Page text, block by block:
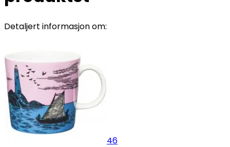
Detaljert informasjon om:
46